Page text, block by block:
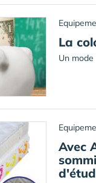
La
Un
Avec